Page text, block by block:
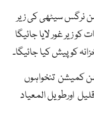
نرگس سیٹھی کی زیر
زیر غور لایا جائیگا
کو پیش کیا جائیگا۔
کمیشن تنخواہوں
اورطویل المعیاد